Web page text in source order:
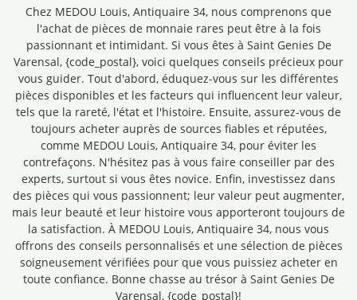
Chez MEDOU Louis, Antiquaire 34, nous comprenons que
l'achat de pièces de monnaie rares peut être à la fois
passionnant et intimidant. Si vous êtes à Saint Genies De
Varensal, {code_postal}, voici quelques conseils précieux pour
vous guider. Tout d'abord, éduquez-vous sur les différentes
pièces disponibles et les facteurs qui influencent leur valeur,
tels que la rareté, l'état et l'histoire. Ensuite, assurez-vous de
toujours acheter auprès de sources fiables et réputées,
comme MEDOU Louis, Antiquaire 34, pour éviter les
contrefaçons. N'hésitez pas à vous faire conseiller par des
experts, surtout si vous êtes novice. Enfin, investissez dans
des pièces qui vous passionnent; leur valeur peut augmenter,
mais leur beauté et leur histoire vous apporteront toujours de
la satisfaction. À MEDOU Louis, Antiquaire 34, nous vous
offrons des conseils personnalisés et une sélection de pièces
soigneusement vérifiées pour que vous puissiez acheter en
toute confiance. Bonne chasse au trésor à Saint Genies De
Varensal, {code_postal}!